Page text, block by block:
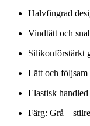
Halvfingrad
Vindtätt och
Silikonförstärkt
Lätt och
Elastisk
Färg: Grå –